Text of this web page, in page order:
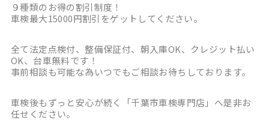
９種類のお得の割引制度！
車検最大15000円割引をゲットしてください。
全て法定点検付、整備保証付、朝入庫OK、クレジット払い
OK、台車無料です！
事前相談も可能な為いつでもご相談お待ちしております。
車検後もずっと安心が続く「千葉市車検専門店」へ是非お
任せください。